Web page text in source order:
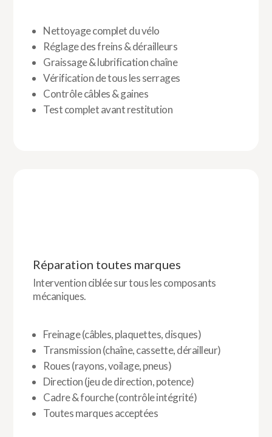
Nettoyage complet du vélo
Réglage des freins & dérailleurs
Graissage & lubrification chaîne
Vérification de tous les serrages
Contrôle câbles & gaines
Test complet avant restitution
Réparation toutes marques
Intervention ciblée sur tous les composants
mécaniques.
Freinage (câbles, plaquettes, disques)
Transmission (chaîne, cassette, dérailleur)
Roues (rayons, voilage, pneus)
Direction (jeu de direction, potence)
Cadre & fourche (contrôle intégrité)
Toutes marques acceptées